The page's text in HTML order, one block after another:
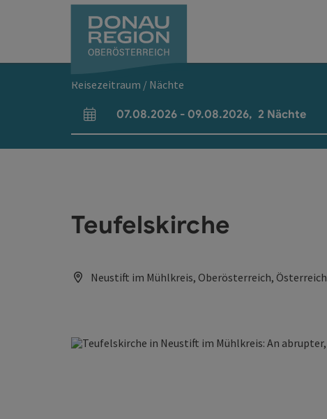
Reisezeitraum / Nächte
An- und Abreisefelder
07.08.2026 - 09.08.2026, 2 Nächte
Teufelskirche
Neustift im Mühlkreis, Oberösterreich, Österreich